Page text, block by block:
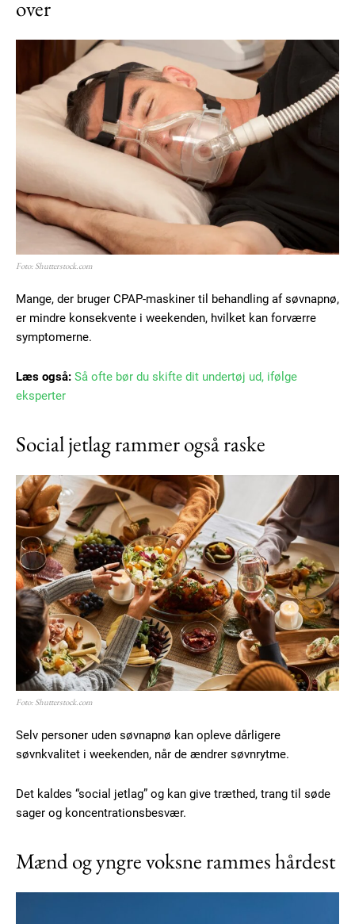
Free limited access
Gratis / forever
Etiam est nibh, lobortis sit
Praesent euismod ac
Ut mollis pellentesque tortor
Nullam eu erat condimentum
Donec quis est ac felis
Member full access
over
Foto: Shutterstock.com
Mange, der bruger CPAP-maskiner til behandling af søvnapnø,
er mindre konsekvente i weekenden, hvilket kan forværre
symptomerne.
Læs også: Så ofte bør du skifte dit undertøj ud, ifølge
eksperter
Social jetlag rammer også raske
Foto: Shutterstock.com
Selv personer uden søvnapnø kan opleve dårligere
søvnkvalitet i weekenden, når de ændrer søvnrytme.
Det kaldes “social jetlag” og kan give træthed, trang til søde
sager og koncentrationsbesvær.
Mænd og yngre voksne rammes hårdest